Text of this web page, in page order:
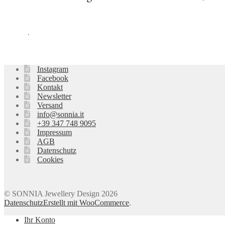
Instagram
Facebook
Kontakt
Newsletter
Versand
info@sonnia.it
+39 347 748 9095
Impressum
AGB
Datenschutz
Cookies
© SONNIA Jewellery Design 2026
DatenschutzErstellt mit WooCommerce.
Ihr Konto